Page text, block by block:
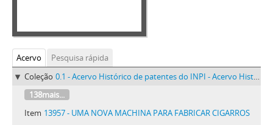
Acervo
Pesquisa rápida
Coleção 0.1 - Acervo Histórico de patentes do INPI - Acervo Histórico de patentes do INPI
138mais...
Item 13957 - UMA NOVA MACHINA PARA FABRICAR CIGARROS